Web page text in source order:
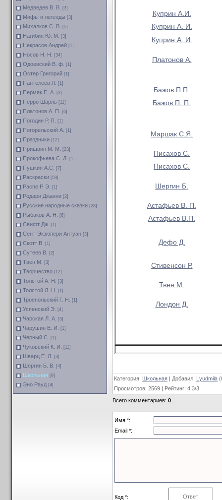
Медведев В. В. [3]
Мифы и легенды [3]
Михалков С. В. [5]
Нагибин Ю. М. [3]
Некрасов Андрей [1]
Носов Н. Н. [34]
Одоевский В. ф. [1]
Остер Григорий [1]
Пантелеев Л. [1]
Пермяк Е. А. [3]
Перро Шарль [11]
Платонов А. П. [6]
Погодин Р. П. [1]
Погорельский А. [1]
Праздники [12]
Пришвин М. М. [23]
Прокофьева С. Л. [1]
Пушкин А.С. [7]
Раскраски [59]
Распе Р. Э. [1]
Родари Джанни [2]
Русские народные сказки [28]
Рыбаков А. Н. [6]
Свифт Дж. [1]
Сент-Экзюпери Антуан [3]
Скотт В. [1]
Сутеев В. [2]
Твен М. [3]
Творчество [12]
Толстой А. Н. [3]
Толстой Л. Н. [1]
Троепольский Г. Н. [1]
Успенский Э. [4]
Чарская Л .А. [5]
Чарушин Е. И. [1]
Черный С. [1]
Чуковский К. И. [11]
Шварц Е. Л. [3]
Шергин Б. В. [4]
Школьная [9]
Эно Рауд [4]
Куприн А.И.
Куприн А. И.
Куприн А. И.
Платонов А.
Бажов П.П.
Бажов П. П.
Маршак С.Я.
Писахов С.
Писахов С.
Шергин Б.
Астафьев В. П.
Астафьев В.П.
Дефо Д.
Стивенсон Р.
Твен М.
Лондон Д.
Категория: Школьная | Добавил: Lyudmila
Просмотров: 2569 | Рейтинг: 4.3/3
Всего комментариев:0
Имя *:
Email *:
Код *: